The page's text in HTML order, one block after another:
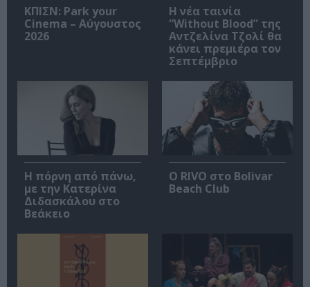
ΚΠΙΣΝ: Park your
Cinema – Αύγουστος
2026
Η νέα ταινία
“Without Blood” της
Αντζελίνα Τζολί θα
κάνει πρεμιέρα τον
Σεπτέμβριο
Η πόρνη από πάνω,
με την Κατερίνα
Διδασκάλου στο
Βεάκειο
Ο RIVO στο Bolivar
Beach Club